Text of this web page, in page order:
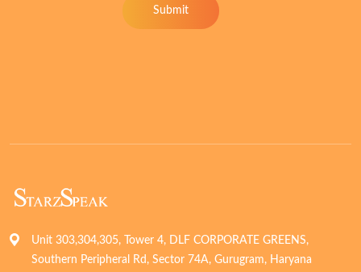
Submit
Unit 303,304,305, Tower 4, DLF CORPORATE GREENS,
Southern Peripheral Rd, Sector 74A, Gurugram, Haryana